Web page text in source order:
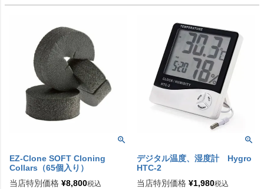
EZ-Clone SOFT Cloning
Collars（65個入り）
当店特別価格 ¥8,800税込
デジタル温度、湿度計 Hygro
HTC-2
当店特別価格 ¥1,980税込